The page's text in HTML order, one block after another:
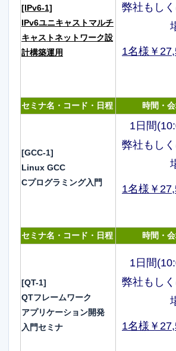
[IPv6-1]
IPv6ユニキャストマルチ
キャストネットワーク設
計構築運用
弊社もし
1名様￥
セミナ名・コード・日程 時間・
[GCC-1]
Linux GCC
Cプログラミング入門
1日間
弊社もし
1名様￥
セミナ名・コード・日程 時間・
[QT-1]
QTフレームワーク
アプリケーション開発
入門セミナ
1日間
弊社もし
1名様￥